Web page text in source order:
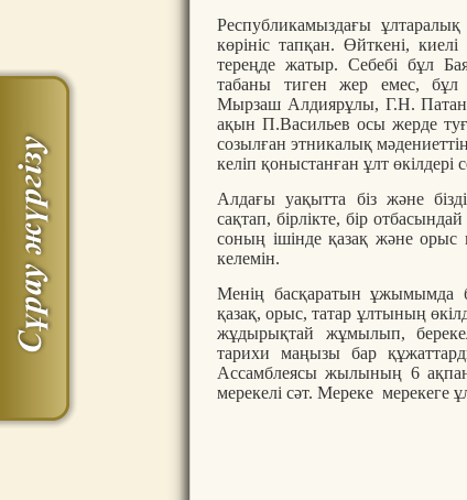
Республикамыздағы
көрініс тапқан. Өйткені,
тереңде жатыр. Себебі бұл
табаны тиген жер емес,
Мырзаш Алдиярұлы, Г.Н.
ақын П.Васильев осы жерде
созылған этникалық
келіп қоныстанған ұлт
Алдағы уақытта біз және
сақтап, бірлікте, бір
соның ішінде қазақ және орыс
келемін.
Менің басқаратын ұжымымда
қазақ, орыс, татар ұлтының
жұдырықтай жұмылып,
тарихи маңызы бар
Ассамблеясы жылының 6
мерекелі сәт. Мереке мерекеге